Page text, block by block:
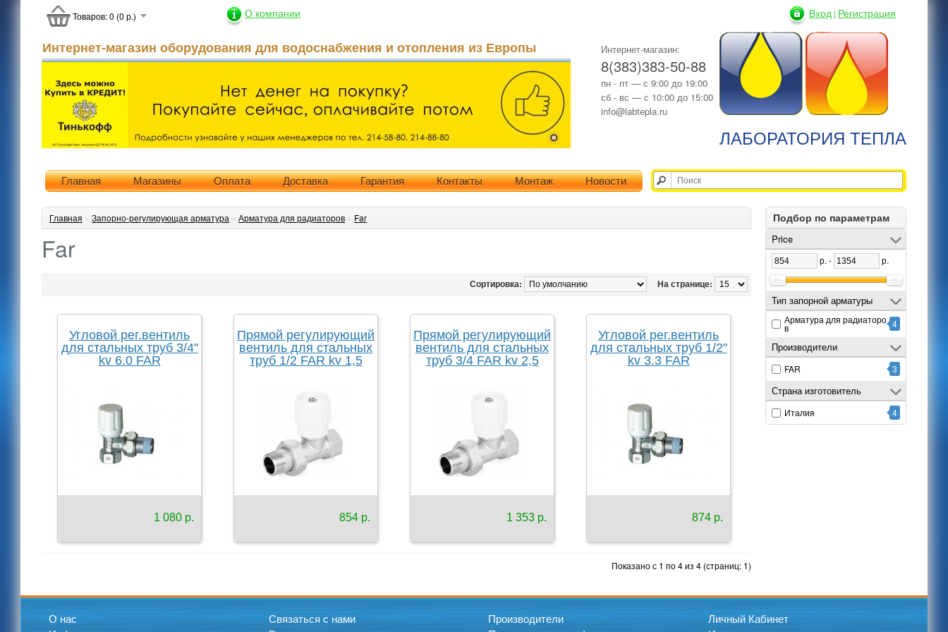
ЛАБОРАТОРИЯ ТЕПЛА
Интернет-магазин:
8(383)383-50-88
пн - пт — с 9:00 до 19:00
сб - вс — с 10:00 до 15:00
info@labtepla.ru
О компании
Интернет-магазин оборудования для водоснабжения и отопления из Европы
Товаров: 0 (0 р.) Вход | Регистрация
Главная Магазины Оплата Доставка Гарантия Контакты Монтаж Новости
Подбор по параметрам
Price
р. - р.
Тип запорной арматуры
Арматура для радиаторо
в 4
Производители
FAR 3
Страна изготовитель
Италия 4
Главная » Запорно-регулирующая арматура » Арматура для радиаторов » Far
Far
На странице:
Сортировка:
Угловой рег.вентиль
для стальных труб 3/4"
kv 6.0 FAR
1 080 р.
Прямой регулирующий
вентиль для стальных
труб 1/2 FAR kv 1,5
854 р.
Прямой регулирующий
вентиль для стальных
труб 3/4 FAR kv 2,5
1 353 р.
Угловой рег.вентиль
для стальных труб 1/2"
kv 3.3 FAR
874 р.
Показано с 1 по 4 из 4 (страниц: 1)
О нас
Связаться с нами
Производители
Личный Кабинет